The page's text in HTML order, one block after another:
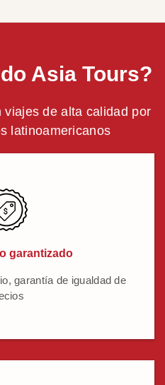
Asia Tours?
de alta calidad por
latinoamericanos
garantizado
garantía de igualdad de